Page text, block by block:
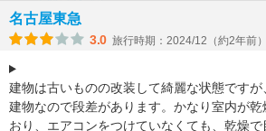
名古屋東急
3.0 旅行時期：2024/12（約2年前）
建物は古いものの改装して綺麗な状態ですが
建物なので段差があります。かなり室内が乾
おり、エアコンをつけていなくても、乾燥で